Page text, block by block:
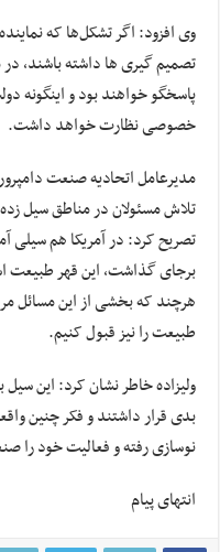
وی افزود: اگر تشکل‌ها که
تصمیم گیری ها داشته باشند،
پاسخگو خواهند بود و
خصوصی نظارت خواهد داشت.
مدیرعامل اتحادیه صنعت
تلاش مسئولان در مناطق سیل
برجای گذاشت، این قهر طبیعت
هرچند که بخشی از این مسائل
طبیعت را نیز قبول کنیم.
ولیزاده خاطر نشان کرد: این
بدی قرار داشتند و فکر چنین
نوسازی رفته و فعالیت خود را
انتهای پیام